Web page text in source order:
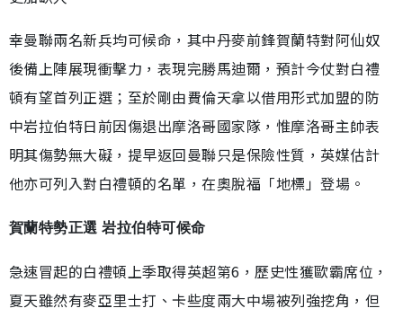
幸曼聯兩名新兵均可候命，其中丹麥前鋒賀蘭特對阿仙奴
後備上陣展現衝擊力，表現完勝馬迪爾，預計今仗對白禮
頓有望首列正選；至於剛由費倫天拿以借用形式加盟的防
中岩拉伯特日前因傷退出摩洛哥國家隊，惟摩洛哥主帥表
明其傷勢無大礙，提早返回曼聯只是保險性質，英媒估計
他亦可列入對白禮頓的名單，在奧脫福「地標」登場。
賀蘭特勢正選 岩拉伯特可候命
急速冒起的白禮頓上季取得英超第6，歷史性獲歐霸席位，
夏天雖然有麥亞里士打、卡些度兩大中場被列強挖角，但